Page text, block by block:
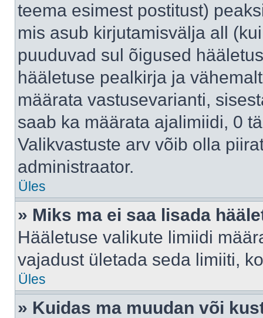
teema esimest postitust)
mis asub kirjutamisvälja all
puuduvad sul õigused
hääletuse pealkirja ja
määrata vastusevarianti,
saab ka määrata ajalimiidi, 0
Valikvastuste arv võib olla
administraator.
Üles
» Miks ma ei saa lisada
Hääletuse valikute limiidi
vajadust ületada seda limiiti,
Üles
» Kuidas ma muudan või